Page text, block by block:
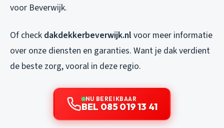
voor Beverwijk.
Of check dakdekkerbeverwijk.nl voor meer informatie
over onze diensten en garanties. Want je dak verdient
de beste zorg, vooral in deze regio.
NU BEREIKBAAR
BEL 085 019 13 41